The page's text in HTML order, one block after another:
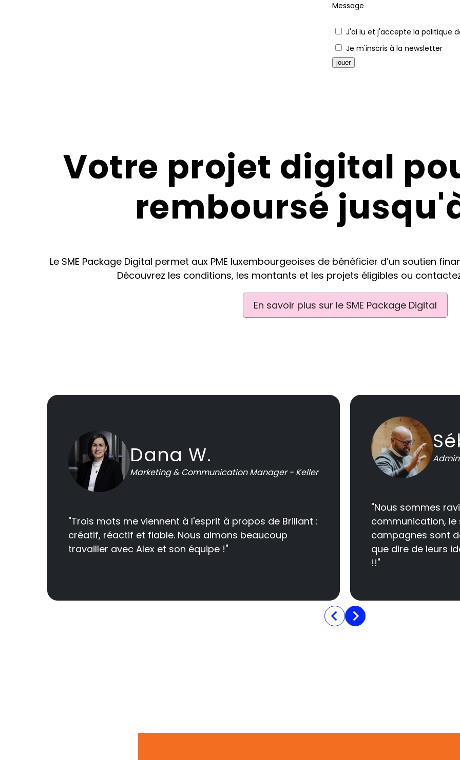
Message
J'ai lu et j'accepte la politique
Je m'inscris à la newsletter
jouer
Votre projet digital
remboursé
Le SME Package Digital permet aux PME luxembourgeoises de bénéficier d’un soutien
Découvrez les conditions, les montants et les projets éligibles ou
En savoir plus sur le SME Package Digital
Dana W.
Marketing & Communication Manager - Keller
"Trois mots me viennent à l'esprit à propos de Brillant :
créatif, réactif et fiable. Nous aimons beaucoup
travailler avec Alex et son équipe !"
"Nous sommes
communication, le
campagnes sont
que dire de leurs
!!"